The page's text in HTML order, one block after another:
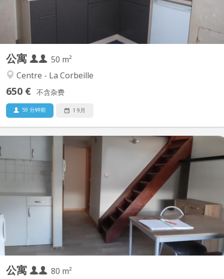
公寓
50 m²
Centre - La Corbeille
650 € 不含杂费
59 分钟前 1 9月
公寓
80 m²
KN 397
Appartement uniquement pour étudiant(e)s Comprenant 2
chambres , une cuisine équipée privée, une salle de bain privée.
Complètement meublé situation exceptionnelle dans le
piétonnier à 2min des facultés